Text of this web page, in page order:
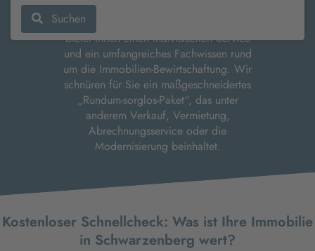
Unser engagiertes und kompetentes Team
bietet Ihnen einen individuellen Service
und ein umfangreiches Fachwissen rund
um die Immobilien-Bewirtschaftung. Wir
schnüren für Sie ein maßgeschneidertes
„Rundum-sorglos-Paket“, das unter
anderem Verkauf, Vermietung,
Abrechnungsservice oder die
Modernisierung beinhaltet.
Suchen
Kostenloser Schnellcheck: Was ist Ihre Immobilie
in Schwarzenberg wert?